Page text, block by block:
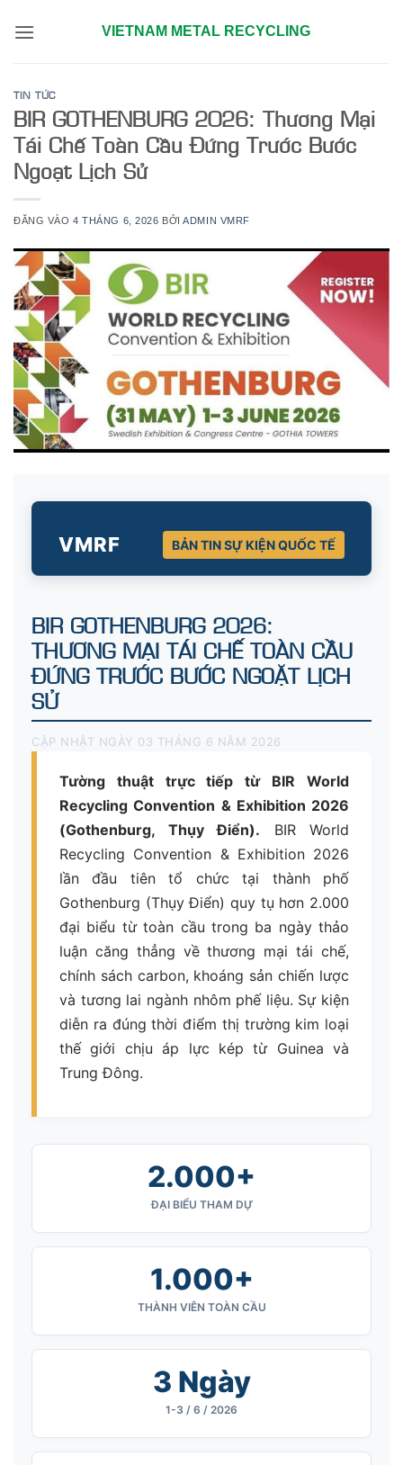
qua
VIETNAM METAL RECYCLING
TIN TỨC
BIR GOTHENBURG 2026: Thương Mại
Tái Chế Toàn Cầu Đứng Trước Bước
Ngoạt Lịch Sử
ĐĂNG VÀO4 THÁNG 6, 2026 BỞIADMIN VMRF
VMRF BẢN TIN SỰ KIỆN QUỐC TẾ
BIR GOTHENBURG 2026:
THƯƠNG MẠI TÁI CHẾ TOÀN CẦU
ĐỨNG TRƯỚC BƯỚC NGOẶT LỊCH
SỬ
CẬP NHẬT NGÀY 03 THÁNG 6 NĂM 2026
Tường thuật trực tiếp từ BIR World
Recycling Convention & Exhibition 2026
(Gothenburg, Thụy Điển). BIR World
Recycling Convention & Exhibition 2026
lần đầu tiên tổ chức tại thành phố
Gothenburg (Thụy Điển) quy tụ hơn 2.000
đại biểu từ toàn cầu trong ba ngày thảo
luận căng thẳng về thương mại tái chế,
chính sách carbon, khoáng sản chiến lược
và tương lai ngành nhôm phế liệu. Sự kiện
diễn ra đúng thời điểm thị trường kim loại
thế giới chịu áp lực kép từ Guinea và
Trung Đông.
2.000+
ĐẠI BIỂU THAM DỰ
1.000+
THÀNH VIÊN TOÀN CẦU
3 Ngày
1-3 / 6 / 2026